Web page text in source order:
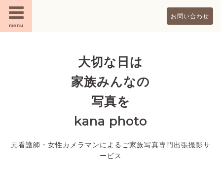
menu
お問い合わせ
大切な日は
家族みんなの
写真を
kana photo
元看護師・女性カメラマンによるご家族写真専門出張撮影サ
ービス